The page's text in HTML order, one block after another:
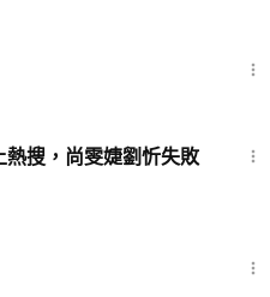
熱搜，尚雯婕劉忻失敗